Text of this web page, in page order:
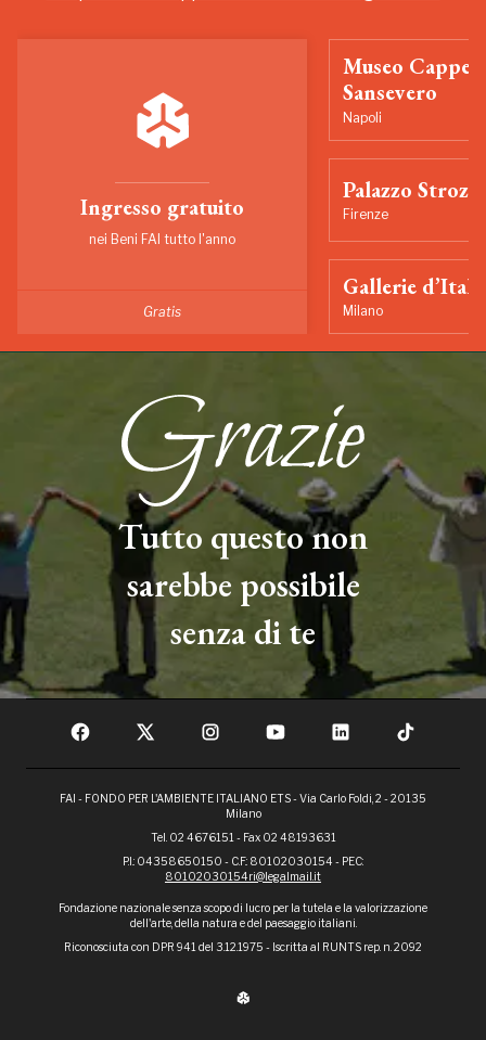
Ingresso gratuito
nei Beni FAI tutto l'anno
Gratis
Museo
Sansevero
Napoli
Palazzo Strozzi
Firenze
Gallerie
Milano
Tutto questo non
sarebbe possibile
senza di te
FAI - FONDO PER L'AMBIENTE ITALIANO ETS - Via Carlo Foldi, 2 - 20135
Milano
Tel. 02 4676151 - Fax 02 48193631
P.I.: 04358650150 - C.F.: 80102030154 - PEC:
80102030154ri@legalmail.it
Fondazione nazionale senza scopo di lucro per la tutela e la valorizzazione
dell'arte, della natura e del paesaggio italiani.
Riconosciuta con DPR 941 del 3.12.1975 - Iscritta al RUNTS rep. n. 2092